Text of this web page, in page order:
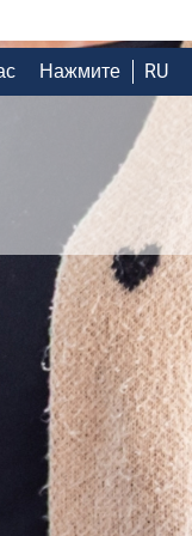
Нажмите RU